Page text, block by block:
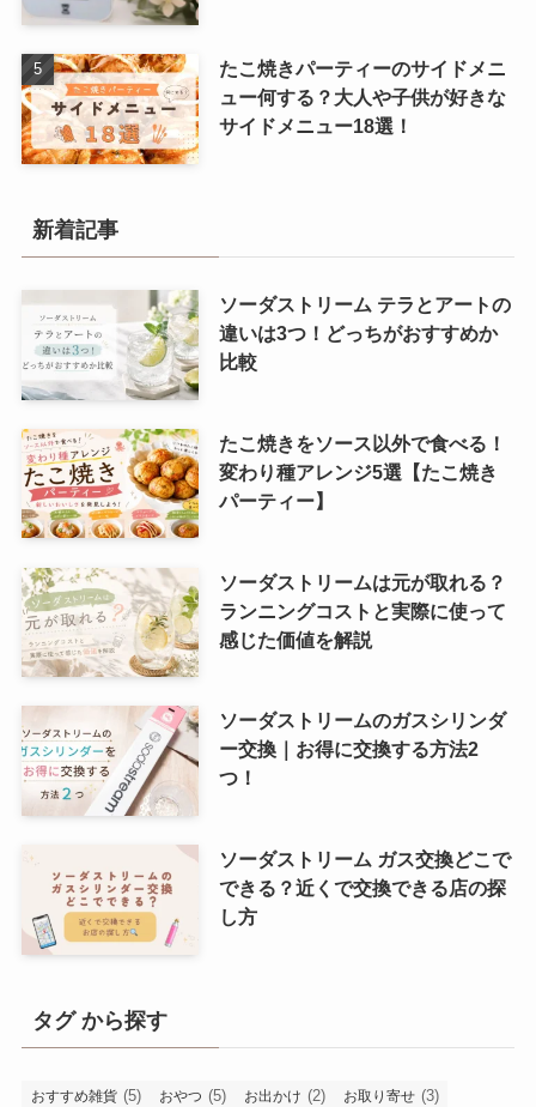
たこ焼きパーティーのサイドメニ
ュー何する？大人や子供が好きな
サイドメニュー18選！
新着記事
ソーダストリーム テラとアートの
違いは3つ！どっちがおすすめか
比較
たこ焼きをソース以外で食べる！
変わり種アレンジ5選【たこ焼き
パーティー】
ソーダストリームは元が取れる？
ランニングコストと実際に使って
感じた価値を解説
ソーダストリームのガスシリンダ
ー交換｜お得に交換する方法2
つ！
ソーダストリーム ガス交換どこで
できる？近くで交換できる店の探
し方
タグ から探す
おすすめ雑貨 (5) おやつ (5) お出かけ (2) お取り寄せ (3)